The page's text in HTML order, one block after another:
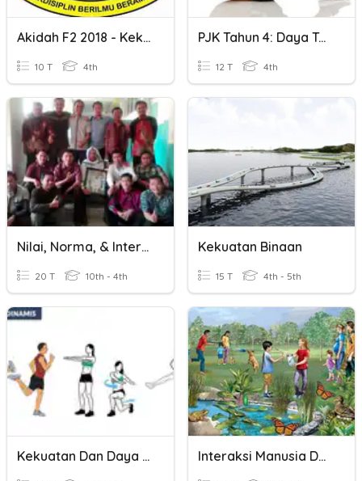
Akidah F2 2018 - Kekuatan & Kekuasaan Allah SWT
10 T 4th
PJK Tahun 4: Daya Tahan Dan Kekuatan Otot
12 T 4th
Nilai, Norma, & Interaksi Sosial
20 T 10th - 4th
Kekuatan Binaan
15 T 4th - 5th
Kekuatan Dan Daya Tahan Otot Interaksi Manusia Dengan Lingkungan